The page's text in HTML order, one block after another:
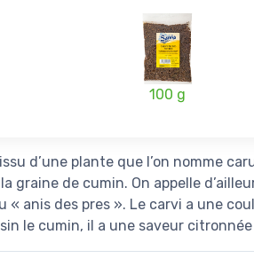
100 g
d’une plante que l’on nomme
graine de cumin. On appelle
« anis des pres ». Le carvi a une
le cumin, il a une saveur citronnée